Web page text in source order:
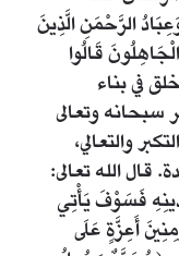
الرَّحْمَنِ الَّذِينَ
قَالُوا
الخلق في بناء
وتعالى
والتعالي،
قال الله تعالى:
فَسَوْفَ يَأْتِي
أَعِزَّةٍ عَلَى